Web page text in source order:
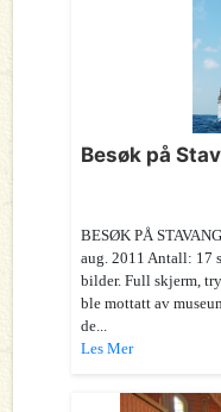
Besøk på
BESØK PÅ
aug. 2011 Antall: 17
bilder. Full skjerm,
ble mottatt av
de...
Les Mer